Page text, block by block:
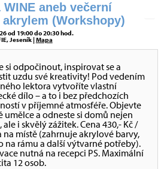
WINE aneb večerní
akrylem (Workshopy)
od 19:00 do 20:30 hod.
Jeseník |Mapa
si odpočinout, inspirovat se a
uzdu své kreativity! Pod vedením
lektora vytvoříte vlastní
dílo – a to i bez předchozích
v příjemné atmosféře. Objevte
umělce a odneste si domů nejen
ale i skvělý zážitek. Cena 430,- Kč /
na místě (zahrnuje akrylové barvy,
na rámu a další výtvarné potřeby).
nutná na recepci PS. Maximální
12 osob.